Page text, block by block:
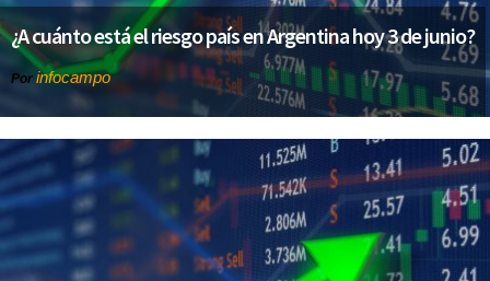
¿A cuánto está el riesgo país en Argentina hoy 3 de junio?
Por infocampo